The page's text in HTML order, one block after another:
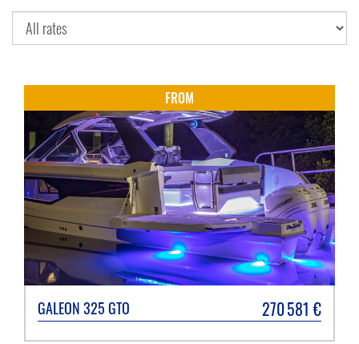
FROM
GALEON325 GTO 270 581 €